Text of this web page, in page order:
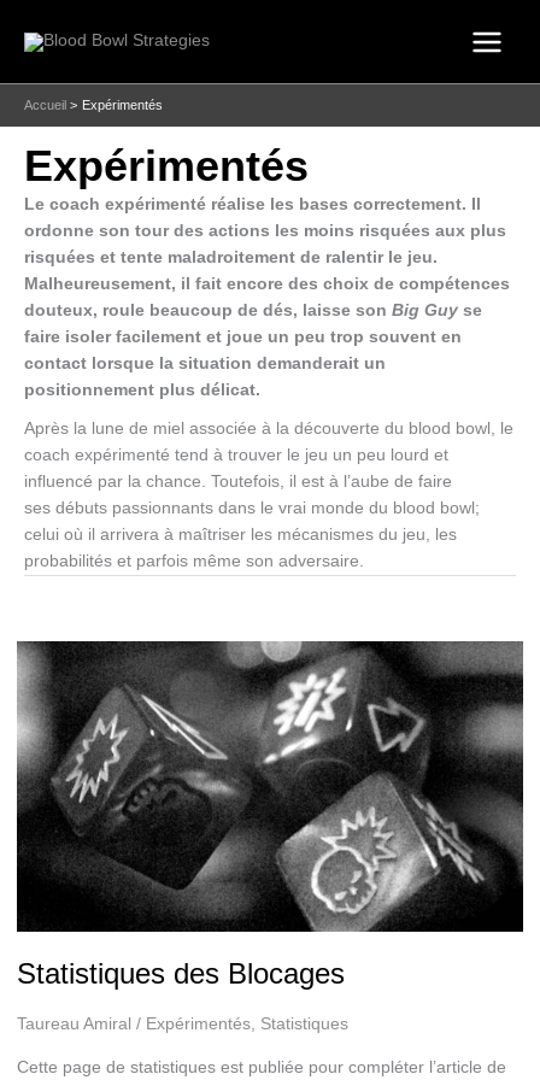
Accueil Expérimentés
Expérimentés
Le coach expérimenté réalise les bases correctement. Il
ordonne son tour des actions les moins risquées aux plus
risquées et tente maladroitement de ralentir le jeu.
Malheureusement, il fait encore des choix de compétences
douteux, roule beaucoup de dés, laisse son Big Guy se
faire isoler facilement et joue un peu trop souvent en
contact lorsque la situation demanderait un
positionnement plus délicat.
Après la lune de miel associée à la découverte du blood bowl, le
coach expérimenté tend à trouver le jeu un peu lourd et
influencé par la chance. Toutefois, il est à l’aube de faire
ses débuts passionnants dans le vrai monde du blood bowl;
celui où il arrivera à maîtriser les mécanismes du jeu, les
probabilités et parfois même son adversaire.
Statistiques des Blocages
Taureau Amiral / Expérimentés, Statistiques
Cette page de statistiques est publiée pour compléter l’article de